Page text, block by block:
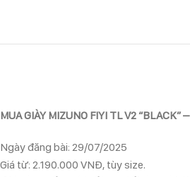
MUA GIÀY MIZUNO FIYI TL V2
Ngày đăng bài: 29/07/2025
Giá từ: 2.190.000 VNĐ, tùy size.